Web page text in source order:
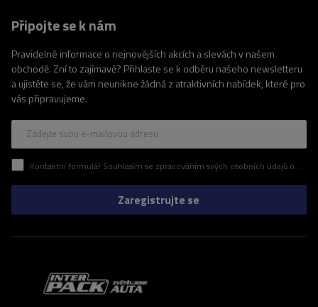
Připojte se k nám
Pravidelné informace o nejnovějších akcích a slevách v našem
obchodě. Zní to zajímavě? Přihlaste se k odběru našeho newsletteru
a ujistěte se, že vám neunikne žádná z atraktivních nabídek, které pro
vás připravujeme.
Zadejte svou e-mailovou adresu
Kontaktní formulář Souhlasím se zpracováním svých osobních údajů obsažených v kontaktním formuláři v souladu s nařízením Evropského parlamentu a Rady (EU)
Zaregistrujte se